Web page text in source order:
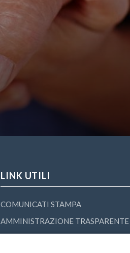
LINK UTILI
COMUNICATI STAMPA
AMMINISTRAZIONE TRASPARENTE